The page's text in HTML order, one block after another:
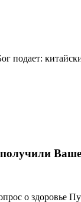
подает:
Ваше